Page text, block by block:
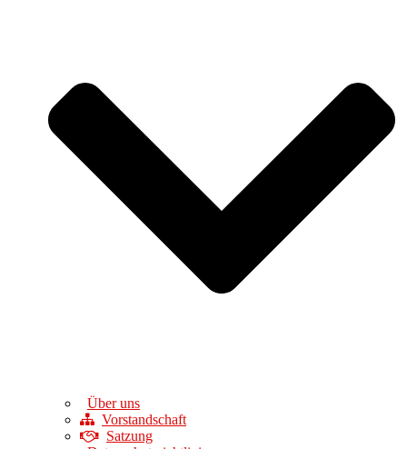
Über uns
Vorstandschaft
Satzung